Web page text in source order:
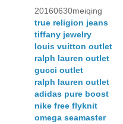
20160630meiqing
true religion jeans
tiffany jewelry
louis vuitton outlet
ralph lauren outlet
gucci outlet
ralph lauren outlet
adidas pure boost
nike free flyknit
omega seamaster